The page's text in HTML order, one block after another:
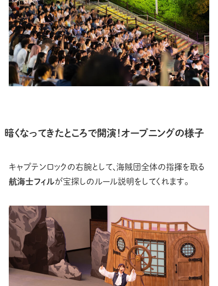
暗くなってきたところで開演！オープニングの様子
キャプテンロックの右腕として、海賊団全体の指揮を取る
航海士フィルが宝探しのルール説明をしてくれます。